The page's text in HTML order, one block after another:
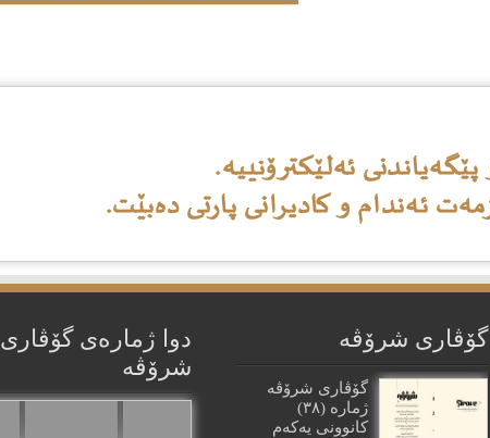
گۆڤاری شرۆڤه
گۆڤارى شرۆڤە
ژمارە (٣٨)
کانوونى یەکەم
دوا ژمارەی گۆڤاری
شرۆڤه